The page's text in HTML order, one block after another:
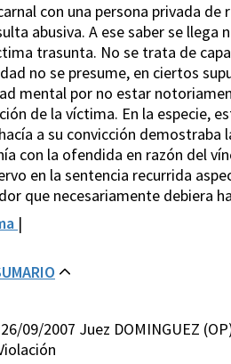
con una persona privada
abusiva. A ese saber se
trasunta. No se trata de
no se presume, en ciertos
mental por no estar
de la víctima. En la especie,
a su convicción
con la ofendida en razón del
en la sentencia recurrida
que necesariamente debiera
|
09/2007 Juez DOMINGUEZ